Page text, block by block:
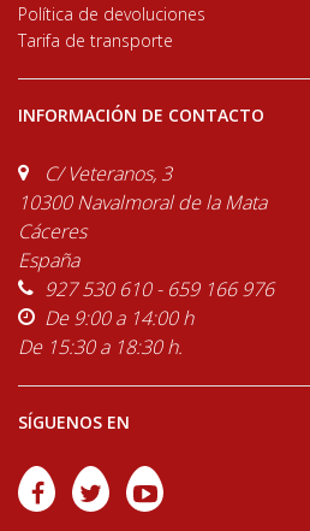
Política de devoluciones
Tarifa de transporte
INFORMACIÓN DE CONTACTO
C/ Veteranos, 3
10300 Navalmoral de la Mata
Cáceres
España
927 530 610 - 659 166 976
De 9:00 a 14:00 h
De 15:30 a 18:30 h.
SÍGUENOS EN